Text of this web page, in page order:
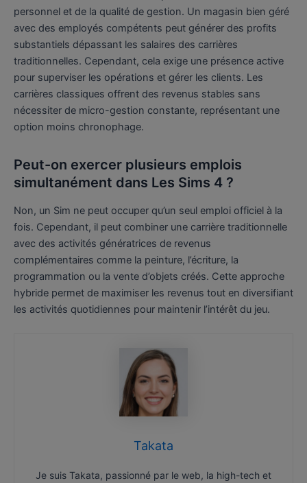
personnel et de la qualité de gestion. Un magasin bien géré
avec des employés compétents peut générer des profits
substantiels dépassant les salaires des carrières
traditionnelles. Cependant, cela exige une présence active
pour superviser les opérations et gérer les clients. Les
carrières classiques offrent des revenus stables sans
nécessiter de micro-gestion constante, représentant une
option moins chronophage.
Peut-on exercer plusieurs emplois
simultanément dans Les Sims 4 ?
Non, un Sim ne peut occuper qu’un seul emploi officiel à la
fois. Cependant, il peut combiner une carrière traditionnelle
avec des activités génératrices de revenus
complémentaires comme la peinture, l’écriture, la
programmation ou la vente d’objets créés. Cette approche
hybride permet de maximiser les revenus tout en diversifiant
les activités quotidiennes pour maintenir l’intérêt du jeu.
Takata
Je suis Takata, passionné par le web, la high-tech et